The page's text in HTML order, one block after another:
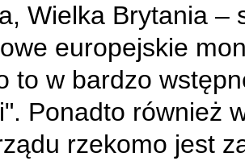
Wielka Brytania –
europejskie
to w bardzo
Ponadto również
rzekomo jest